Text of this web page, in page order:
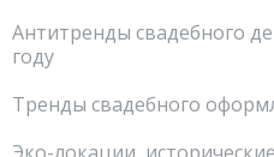
Антитренды свадебного
году
Тренды свадебного